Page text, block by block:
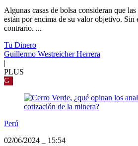
Algunas casas de bolsa consideran que
están por encima de su valor objetivo. Sin
contrario. ...
Tu Dinero
Guillermo Westreicher Herrera
|
PLUS
G
Perú
02/06/2024
15:54